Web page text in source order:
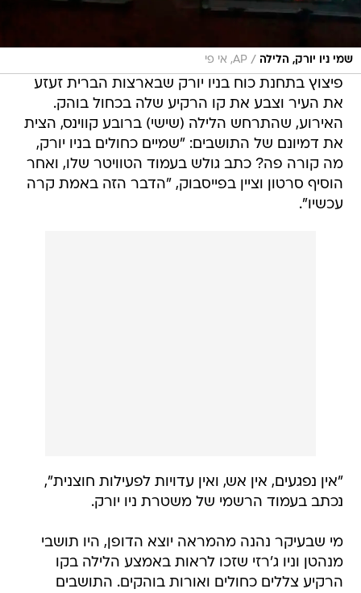
שמי ניו יורק, הלילה / AP, אי פי
פיצוץ בתחנת כוח בניו יורק שבארצות הברית זעזע
את העיר וצבע את קו הרקיע שלה בכחול בוהק.
האירוע, שהתרחש הלילה (שישי) ברובע קווינס, הצית
את דמיונם של התושבים: "שמיים כחולים בניו יורק,
מה קורה פה? כתב גולש בעמוד הטוויטר שלו, ואחר
הוסיף סרטון וציין בפייסבוק, "הדבר הזה באמת קרה
עכשיו".
"אין נפגעים, אין אש, ואין עדויות לפעילות חוצנית",
נכתב בעמוד הרשמי של משטרת ניו יורק.
מי שבעיקר נהנה מהמראה יוצא הדופן, היו תושבי
מנהטן וניו ג'רזי שזכו לראות באמצע הלילה בקו
הרקיע צללים כחולים ואורות בוהקים. התושבים